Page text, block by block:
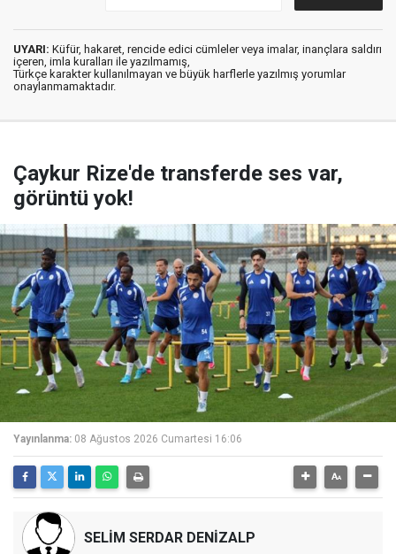
UYARI: Küfür, hakaret, rencide edici cümleler veya imalar, inançlara saldırı
içeren, imla kuralları ile yazılmamış,
Türkçe karakter kullanılmayan ve büyük harflerle yazılmış yorumlar
onaylanmamaktadır.
Çaykur Rize'de transferde ses var,
görüntü yok!
Yayınlanma: 08 Ağustos 2026 Cumartesi 16:06
SELİM SERDAR DENİZALP